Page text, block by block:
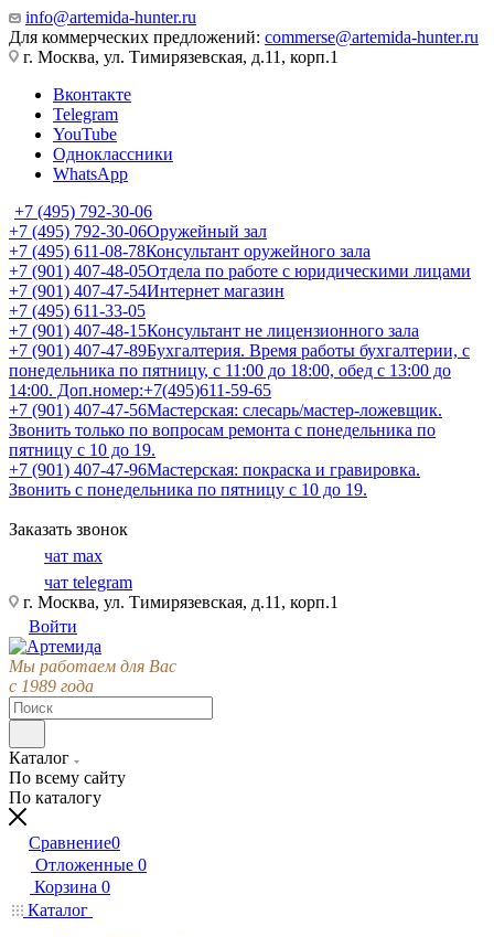
info@artemida-hunter.ru
Для коммерческих предложений: commerse@artemida-hunter.ru
г. Москва, ул. Тимирязевская, д.11, корп.1
Вконтакте
Telegram
YouTube
Одноклассники
WhatsApp
+7 (495) 792-30-06
+7 (495) 792-30-06Оружейный зал
+7 (495) 611-08-78Консультант оружейного зала
+7 (901) 407-48-05Отдела по работе с юридическими лицами
+7 (901) 407-47-54Интернет магазин
+7 (495) 611-33-05
+7 (901) 407-48-15Консультант не лицензионного зала
+7 (901) 407-47-89Бухгалтерия. Время работы бухгалтерии, с
понедельника по пятницу, с 11:00 до 18:00, обед с 13:00 до
14:00. Доп.номер:+7(495)611-59-65
+7 (901) 407-47-56Мастерская: слесарь/мастер-ложевщик.
Звонить только по вопросам ремонта с понедельника по
пятницу с 10 до 19.
+7 (901) 407-47-96Мастерская: покраска и гравировка.
Звонить с понедельника по пятницу с 10 до 19.
Заказать звонок
чат max
чат telegram
г. Москва, ул. Тимирязевская, д.11, корп.1
Войти
Мы работаем для Вас
с 1989 года
Каталог
По всему сайту
По каталогу
Сравнение0
Отложенные 0
Корзина 0
Каталог